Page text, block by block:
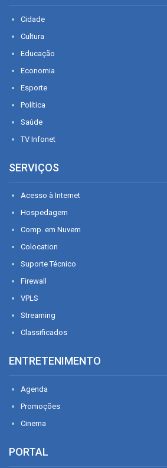
Cidade
Cultura
Educação
Economia
Esporte
Política
Saúde
TV Infonet
SERVIÇOS
Acesso à Internet
Hospedagem
Comp. em Nuvem
Colocation
Suporte Técnico
Firewall
VPLS
Streaming
Classificados
ENTRETENIMENTO
Agenda
Promoções
Cinema
PORTAL